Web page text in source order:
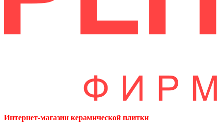
Интернет-магазин керамической плитки